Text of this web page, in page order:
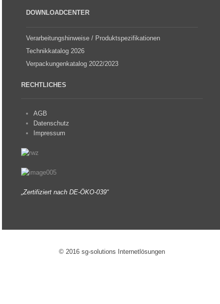
DOWNLOADCENTER
Verarbeitungshinweise / Produktspezifikationen
Technikkatalog 2026
Verpackungenkatalog 2022/2023
RECHTLICHES
AGB
Datenschutz
Impressum
„Zertifiziert nach DE-ÖKO-039“
© 2016 sg-solutions Internetlösungen